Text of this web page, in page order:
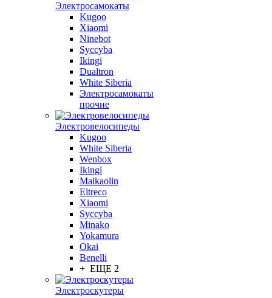
Электросамокаты
Kugoo
Xiaomi
Ninebot
Syccyba
Ikingi
Dualtron
White Siberia
Электросамокаты
прочие
Электровелосипеды
Kugoo
White Siberia
Wenbox
Ikingi
Maikaolin
Eltreco
Xiaomi
Syccyba
Minako
Yokamura
Okai
Benelli
+ ЕЩЕ 2
Электроскутеры